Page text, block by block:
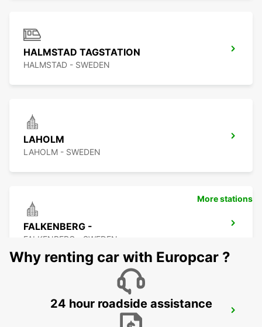
HALMSTAD TAGSTATION
HALMSTAD - SWEDEN
LAHOLM
LAHOLM - SWEDEN
FALKENBERG -
FALKENBERG - SWEDEN
FALKENBERG TRAIN STATION
More stations
Why renting car with Europcar ?
24 hour roadside assistance